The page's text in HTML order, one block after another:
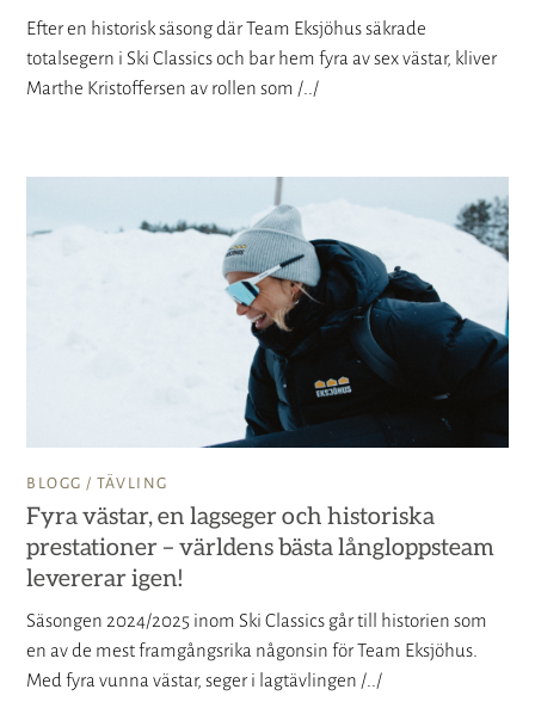
Efter en historisk säsong där Team Eksjöhus säkrade
totalsegern i Ski Classics och bar hem fyra av sex västar, kliver
Marthe Kristoffersen av rollen som /../
BLOGG / TÄVLING
Fyra västar, en lagseger och historiska
prestationer – världens bästa långloppsteam
levererar igen!
Säsongen 2024/2025 inom Ski Classics går till historien som
en av de mest framgångsrika någonsin för Team Eksjöhus.
Med fyra vunna västar, seger i lagtävlingen /../